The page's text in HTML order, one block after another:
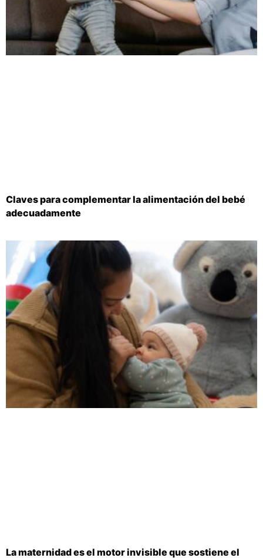
Claves para complementar la alimentación del bebé
adecuadamente
La maternidad es el motor invisible que sostiene el